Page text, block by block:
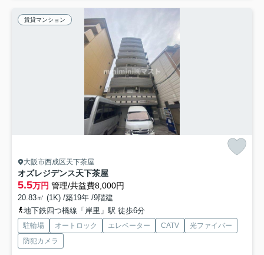
賃貸マンション
大阪市西成区天下茶屋
オズレジデンス天下茶屋
5.5万円 管理/共益費8,000円
20.83㎡ (1K) /築19年 /9階建
地下鉄四つ橋線「岸里」駅 徒歩6分
駐輪場 オートロック エレベーター CATV
光ファイバー
防犯カメラ